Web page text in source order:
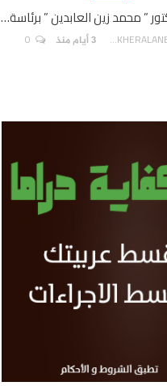
” محمد زين العابدين ” برئاسة…
AKHERALANBAAEG 3 أيام منذ